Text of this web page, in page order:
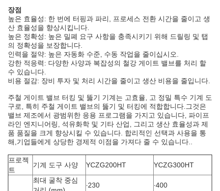
장점
높은 효율성: 한 번에 터핑과 파리, 프로세스 전환 시간을 줄이고 생
산 효율성을 향상시킵니다.
높은 정확성: 높은 밀폐 요구 사항을 충족시키기 위해 드릴링 및 탭
의 정확성을 보장합니다.
인력을 절약: 높은 자동화 수준, 수동 작업을 줄이십시오.
강한 적응력: 다양한 사양과 복잡성의 철강 게이트 밸브를 처리 할
수 있습니다.
비용 절감: 장비 투자 및 처리 시간을 줄이고 생산 비용을 줄입니다.
주철 게이트 밸브 터킹 및 뚫기 기계는 고효율, 고 정밀 특수 기계 도
구로, 특히 주철 게이트 밸브의 뚫기 및 터킹에 적합합니다.그것은
밸브 제조에서 광범위한 응용 프로그램을 가지고 있습니다, 파이프
라인 엔지니어링, 석유화학 및 기타 산업, 그리고 생산 효율성과 제
품 품질을 크게 향상시킬 수 있습니다. 합리적인 선택과 사용을 통
해,기업들에게 상당한 경제적 이점을 가져다 줄 수 있습니다..
프로젝
트
기계 도구 사양 YCZG200HT
YCZG300HT
최대 굴착 중심
∙230 ∙400